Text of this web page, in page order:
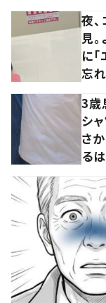
夜
見
に「
忘
3歳
シ
さ
るは